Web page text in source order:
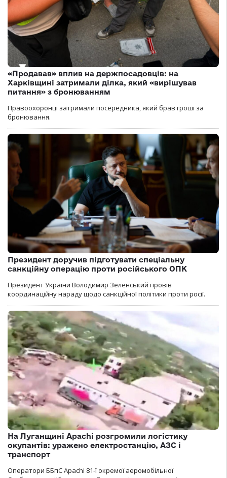
«Продавав» вплив на держпосадовців: на
Харківщині затримали ділка, який «вирішував
питання» з бронюванням
Правоохоронці затримали посередника, який брав гроші за
бронювання.
Президент доручив підготувати спеціальну
санкційну операцію проти російського ОПК
Президент України Володимир Зеленський провів
координаційну нараду щодо санкційної політики проти росії.
На Луганщині Apachi розгромили логістику
окупантів: уражено електростанцію, АЗС і
транспорт
Оператори ББпС Apachi 81-ї окремої аеромобільної